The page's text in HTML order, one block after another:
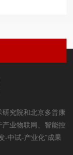
究院和北京多普康
业物联网、智能控
-中试-产业化”成果